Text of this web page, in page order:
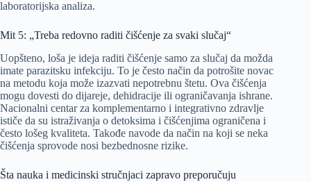
laboratorijska analiza.
Mit 5: „Treba redovno raditi čišćenje za svaki slučaj“
Uopšteno, loša je ideja raditi čišćenje samo za slučaj da možda
imate parazitsku infekciju. To je često način da potrošite novac
na metodu koja može izazvati nepotrebnu štetu. Ova čišćenja
mogu dovesti do dijareje, dehidracije ili ograničavanja ishrane.
Nacionalni centar za komplementarno i integrativno zdravlje
ističe da su istraživanja o detoksima i čišćenjima ograničena i
često lošeg kvaliteta. Takođe navode da način na koji se neka
čišćenja sprovode nosi bezbednosne rizike.
Šta nauka i medicinski stručnjaci zapravo preporučuju